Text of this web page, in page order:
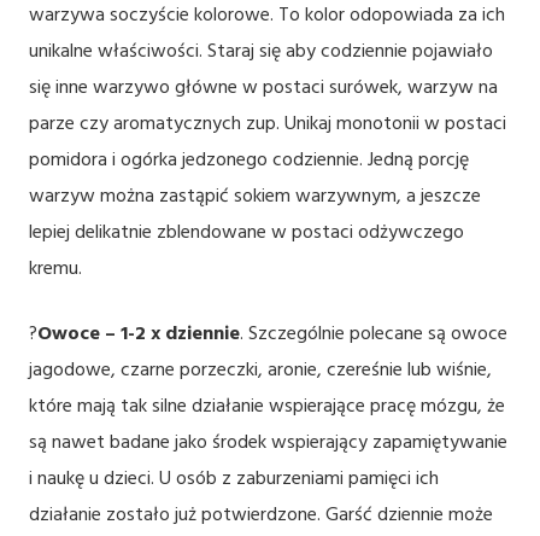
warzywa soczyście kolorowe. To kolor odopowiada za ich
unikalne właściwości. Staraj się aby codziennie pojawiało
się inne warzywo główne w postaci surówek, warzyw na
parze czy aromatycznych zup. Unikaj monotonii w postaci
pomidora i ogórka jedzonego codziennie. Jedną porcję
warzyw można zastąpić sokiem warzywnym, a jeszcze
lepiej delikatnie zblendowane w postaci odżywczego
kremu.
?Owoce – 1-2 x dziennie. Szczególnie polecane są owoce
jagodowe, czarne porzeczki, aronie, czereśnie lub wiśnie,
które mają tak silne działanie wspierające pracę mózgu, że
są nawet badane jako środek wspierający zapamiętywanie
i naukę u dzieci. U osób z zaburzeniami pamięci ich
działanie zostało już potwierdzone. Garść dziennie może